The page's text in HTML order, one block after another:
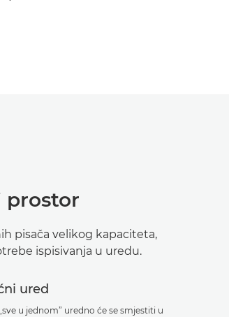
prostor
pisača velikog kapaciteta,
ispisivanja u uredu.
ured
u jednom” uredno će se smjestiti u